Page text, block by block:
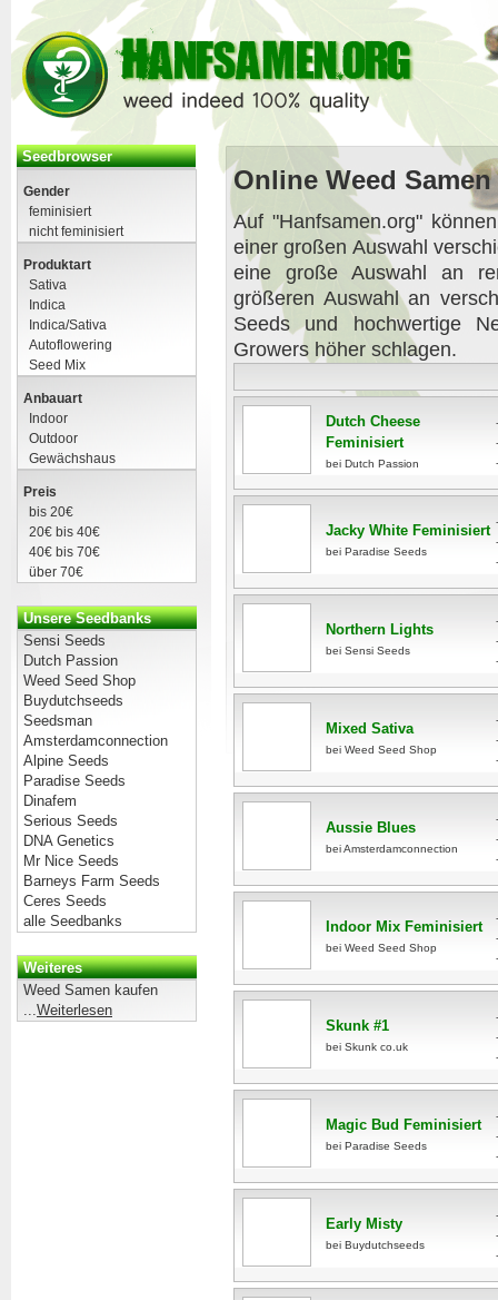
Seedbrowser
Gender
feminisiert
nicht feminisiert
Produktart
Sativa
Indica
Indica/Sativa
Autoflowering
Seed Mix
Anbauart
Indoor
Outdoor
Gewächshaus
Preis
bis 20€
20€ bis 40€
40€ bis 70€
über 70€
Unsere Seedbanks
Sensi Seeds
Dutch Passion
Weed Seed Shop
Buydutchseeds
Seedsman
Amsterdamconnection
Alpine Seeds
Paradise Seeds
Dinafem
Serious Seeds
DNA Genetics
Mr Nice Seeds
Barneys Farm Seeds
Ceres Seeds
alle Seedbanks
Weiteres
Weed Samen kaufen
...Weiterlesen
Online Weed
Auf "Hanfsamen.org"
einer großen Auswahl
eine große Auswahl an
größeren Auswahl an
Seeds und hochwertige
Growers höher schlagen.
Dutch Cheese
Feminisiert
bei Dutch Passion
Jacky White Feminisiert
bei Paradise Seeds
Northern Lights
bei Sensi Seeds
Mixed Sativa
bei Weed Seed Shop
Aussie Blues
bei Amsterdamconnection
Indoor Mix Feminisiert
bei Weed Seed Shop
Skunk #1
bei Skunk co.uk
Magic Bud Feminisiert
bei Paradise Seeds
Early Misty
bei Buydutchseeds